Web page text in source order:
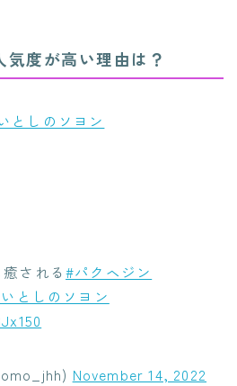
気度が高い理由は？
としのソヨン
される#パクヘジン
としのソヨン
November 14, 2022